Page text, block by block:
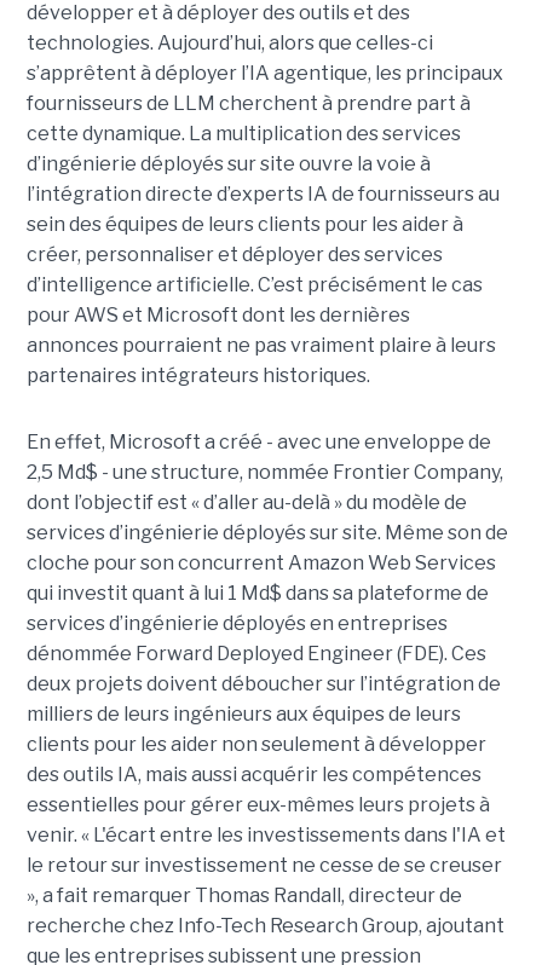
développer et à déployer des outils et des
technologies. Aujourd’hui, alors que celles-ci
s’apprêtent à déployer l’IA agentique, les principaux
fournisseurs de LLM cherchent à prendre part à
cette dynamique. La multiplication des services
d’ingénierie déployés sur site ouvre la voie à
l’intégration directe d’experts IA de fournisseurs au
sein des équipes de leurs clients pour les aider à
créer, personnaliser et déployer des services
d’intelligence artificielle. C’est précisément le cas
pour AWS et Microsoft dont les dernières
annonces pourraient ne pas vraiment plaire à leurs
partenaires intégrateurs historiques.
En effet, Microsoft a créé - avec une enveloppe de
2,5 Md$ - une structure, nommée Frontier Company,
dont l’objectif est « d’aller au-delà » du modèle de
services d’ingénierie déployés sur site. Même son de
cloche pour son concurrent Amazon Web Services
qui investit quant à lui 1 Md$ dans sa plateforme de
services d’ingénierie déployés en entreprises
dénommée Forward Deployed Engineer (FDE). Ces
deux projets doivent déboucher sur l’intégration de
milliers de leurs ingénieurs aux équipes de leurs
clients pour les aider non seulement à développer
des outils IA, mais aussi acquérir les compétences
essentielles pour gérer eux-mêmes leurs projets à
venir. « L'écart entre les investissements dans l'IA et
le retour sur investissement ne cesse de se creuser
», a fait remarquer Thomas Randall, directeur de
recherche chez Info-Tech Research Group, ajoutant
que les entreprises subissent une pression